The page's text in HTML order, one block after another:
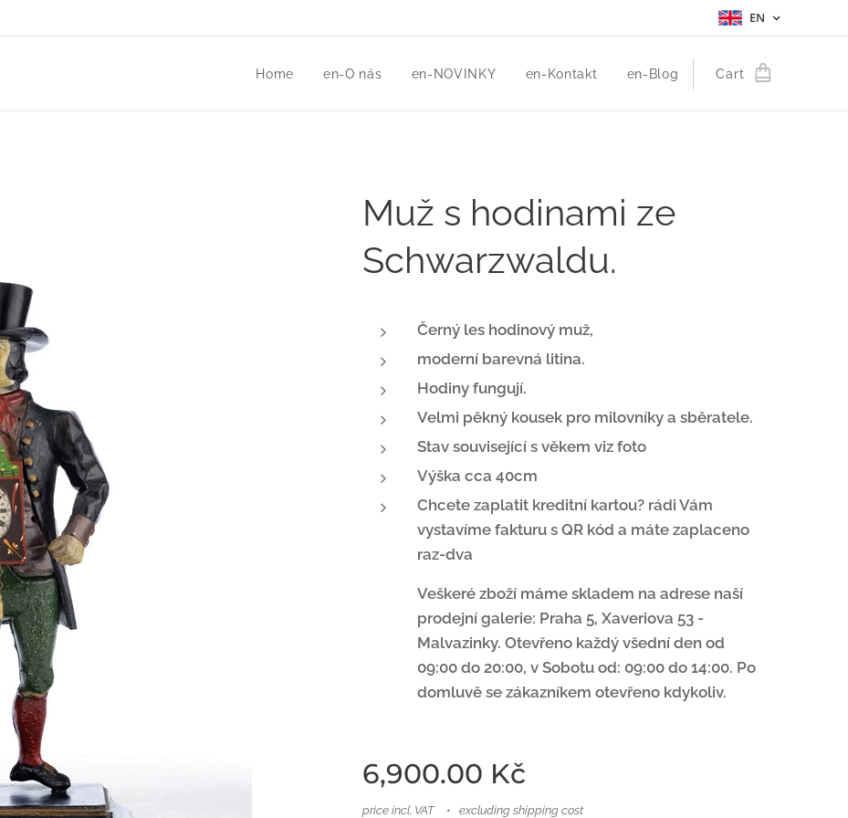
EN
Home en-O nás en-NOVINKY en-Kontakt en-Blog Cart
Muž s hodinami ze
Schwarzwaldu.
Černý les hodinový muž,
moderní barevná litina.
Hodiny fungují.
Velmi pěkný kousek pro milovníky a sběratele.
Stav související s věkem viz foto
Výška cca 40cm
Chcete zaplatit kreditní kartou? rádi Vám
vystavíme fakturu s QR kód a máte zaplaceno
raz-dva
Veškeré zboží máme skladem na adrese naší
prodejní galerie: Praha 5, Xaveriova 53 -
Malvazinky. Otevřeno každý všední den od
09:00 do 20:00, v Sobotu od: 09:00 do 14:00. Po
domluvě se zákazníkem otevřeno kdykoliv.
6,900.00 Kč
price incl. VAT
excluding shipping cost